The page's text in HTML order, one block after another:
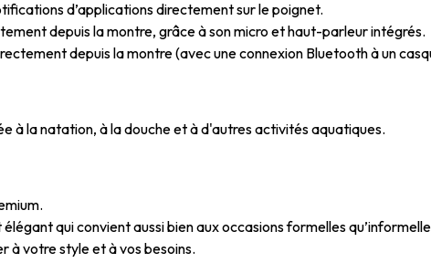
d’applications directement sur le poignet.
depuis la montre, grâce à son micro et haut-parleur intégrés.
depuis la montre (avec une connexion Bluetooth à un
à la natation, à la douche et à d'autres activités aquatiques.
qui convient aussi bien aux occasions formelles
à votre style et à vos besoins.